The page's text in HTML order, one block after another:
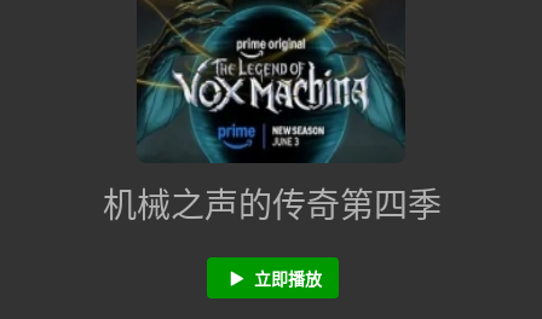
机械之声的传奇第四季
立即播放